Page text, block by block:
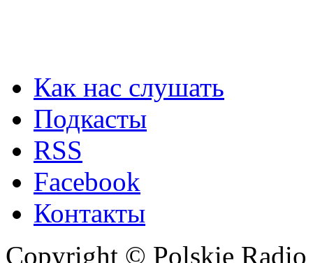
Как нас слушать
Подкасты
RSS
Facebook
Контакты
Copyright © Polskie